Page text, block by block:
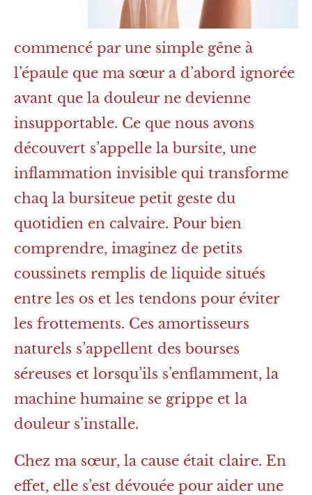
commencé par une simple gêne à
l’épaule que ma sœur a d’abord ignorée
avant que la douleur ne devienne
insupportable. Ce que nous avons
découvert s’appelle la bursite, une
inflammation invisible qui transforme
chaq la bursiteue petit geste du
quotidien en calvaire. Pour bien
comprendre, imaginez de petits
coussinets remplis de liquide situés
entre les os et les tendons pour éviter
les frottements. Ces amortisseurs
naturels s’appellent des bourses
séreuses et lorsqu’ils s’enflamment, la
machine humaine se grippe et la
douleur s’installe.
Chez ma sœur, la cause était claire. En
effet, elle s’est dévouée pour aider une